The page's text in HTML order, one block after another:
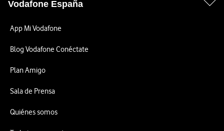
Vodafone España
App Mi Vodafone
Blog Vodafone Conéctate
Plan Amigo
Sala de Prensa
Quiénes somos